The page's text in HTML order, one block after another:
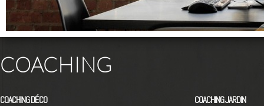
COACHING
COACHING DÉCO COACHING JARDIN